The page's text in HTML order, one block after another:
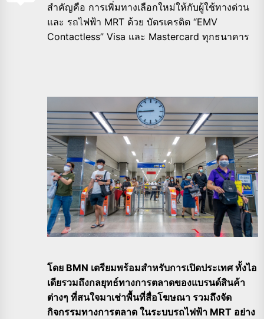
สำคัญคือ การเพิ่มทางเลือกใหม่ให้กับผู้ใช้ทางด่วน
และ รถไฟฟ้า MRT ด้วย บัตรเครดิต “EMV
Contactless” Visa และ Mastercard ทุกธนาคาร
โดย BMN เตรียมพร้อมสำหรับการเปิดประเทศ ทั้งไอ
เดียรวมถึงกลยุทธ์ทางการตลาดของแบรนด์สินค้า
ต่างๆ ที่สนใจมาเช่าพื้นที่สื่อโฆษณา รวมถึงจัด
กิจกรรมทางการตลาด ในระบบรถไฟฟ้า MRT อย่าง